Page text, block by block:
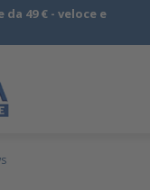
49 € - veloce e